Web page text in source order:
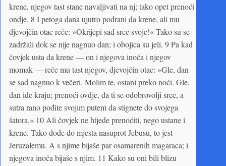
krene, njegov tast stane navaljivati na nj; tako opet prenoći
ondje. 8 I petoga dana ujutro podrani da krene, ali mu
djevojčin otac reče: »Okrijepi sad srce svoje!« Tako su se
zadržali dok se nije nagnuo dan; i obojica su jeli. 9 Pa kad
čovjek usta da krene — on i njegova inoča i njegov
momak — reče mu tast njegov, djevojčin otac: »Gle, dan
se sad nagnuo k večeri. Molim te, ostani preko noći. Gle,
dan ide kraju; prenoći ovdje, da ti se odobrovolji srce, a
sutra rano pođite svojim putem da stignete do svojega
šatora.« 10 Ali čovjek ne htjede prenoćiti, nego ustane i
krene. Tako dođe do mjesta nasuprot Jebusu, to jest
Jeruzalemu. A s njime bijaše par osamarenih magaraca; i
njegova inoča bijaše s njim. 11 Kako su oni bili blizu